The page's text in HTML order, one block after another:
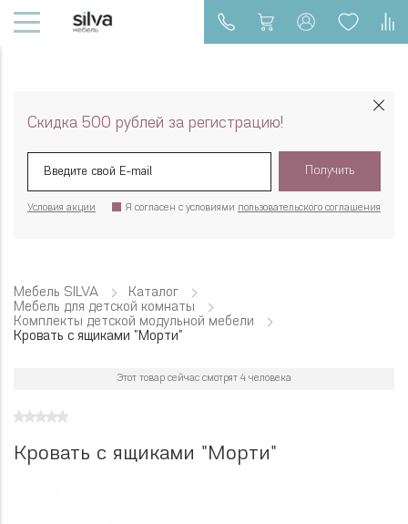
Скидка 500 рублей за регистрацию!
Получить
Я согласен с условиями пользовательского соглашения
Условия акции
Мебель SILVA
Каталог
Мебель для детской комнаты
Комплекты детской модульной мебели
Кровать с ящиками "Морти"
Этот товар сейчас смотрят 4 человека
Кровать с ящиками "Морти"